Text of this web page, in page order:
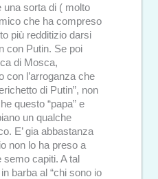
una sorta di ( molto
che ha compreso
più redditizio darsi
con Putin. Se poi
di Mosca,
con l’arroganza che
di Putin”, non
questo “papa” e
un qualche
E’ gia abbastanza
non lo ha preso a
capiti. A tal
barba al “chi sono io